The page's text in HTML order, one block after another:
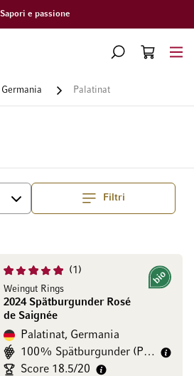
CERCA
CART
Germania Palatinat
Filtri
1
Weingut Rings
2024 Spätburgunder Rosé
de Saignée
Bio
Palatinat, Germania
100% Spätburgunder (Pinot Noir)
Score 18.5/20